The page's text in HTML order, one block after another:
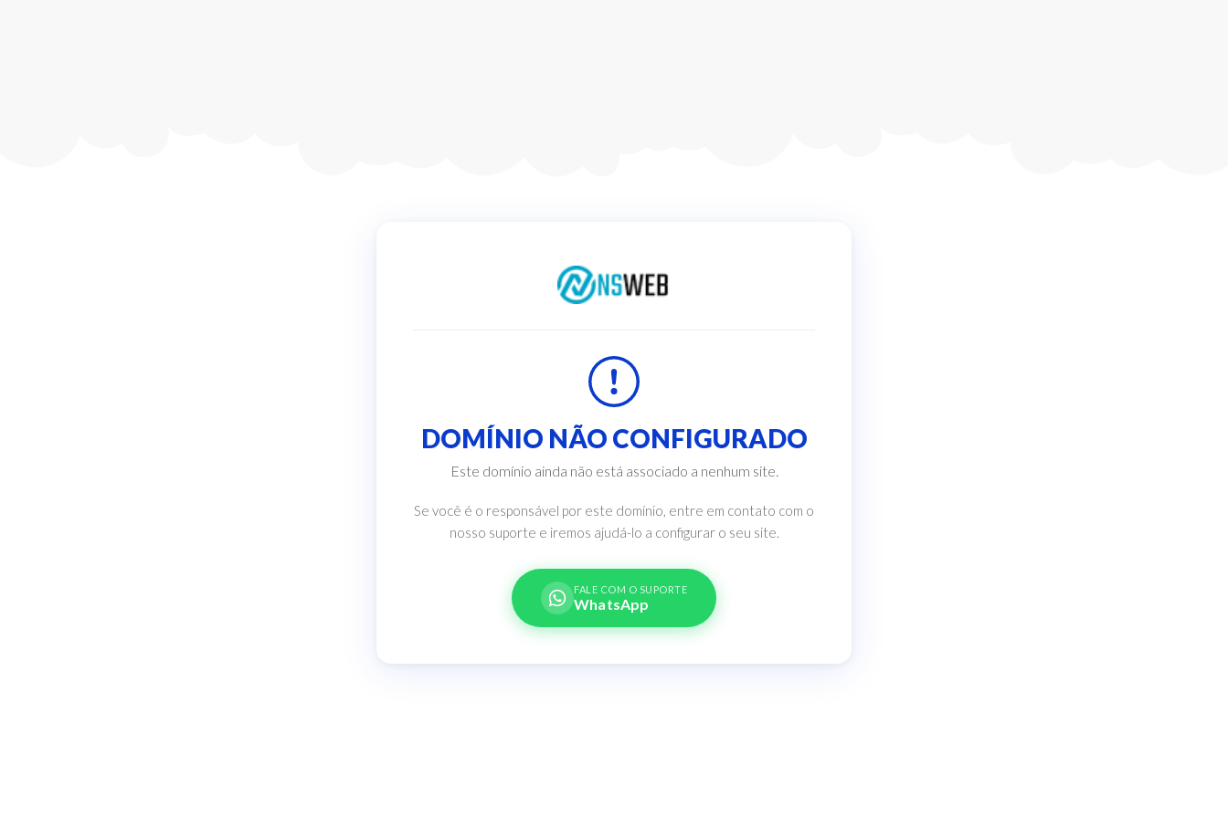
DOMÍNIO NÃO CONFIGURADO
Este domínio ainda não está associado a nenhum site.
Se você é o responsável por este domínio, entre em contato com o
nosso suporte e iremos ajudá-lo a configurar o seu site.
FALE COM O SUPORTE
WhatsApp